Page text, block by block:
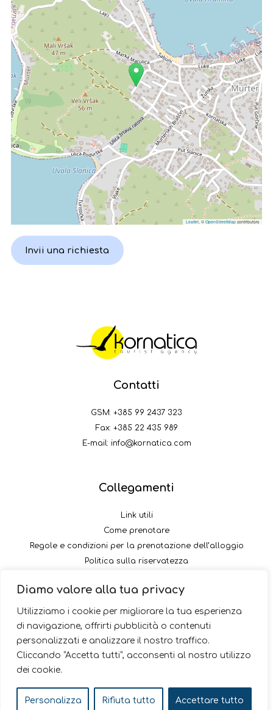
Diamo valore alla tua privacy
Utilizziamo i cookie per migliorare la tua esperienza
di navigazione, offrirti pubblicità o contenuti
personalizzati e analizzare il nostro traffico.
Cliccando “Accetta tutti”, acconsenti al nostro utilizzo
dei cookie.
Personalizza Rifiuta tutto Accettare tutto
Leaflet , © OpenStreetMap contributors
Invii una richiesta
Contatti
GSM: +385 99 2437 323
Fax: +385 22 435 989
E-mail: info@kornatica.com
Collegamenti
Link utili
Come prenotare
Regole e condizioni per la prenotazione dell’alloggio
Politica sulla riservatezza
Seguici
© 2026 Kornatica